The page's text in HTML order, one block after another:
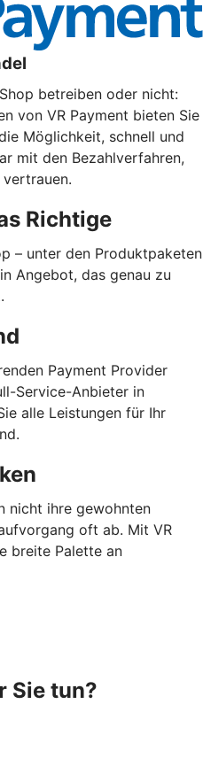
betreiben oder nicht:
von VR Payment bieten Sie
Möglichkeit, schnell und
mit den Bezahlverfahren,
Richtige
– unter den Produktpaketen
Angebot, das genau zu
Payment Provider
Service-Anbieter in
alle Leistungen für Ihr
nicht ihre gewohnten
oft ab. Mit VR
breite Palette an
Sie tun?